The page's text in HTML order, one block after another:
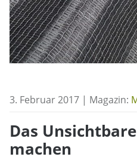
3. Februar 2017 | Magazin:
Das
machen